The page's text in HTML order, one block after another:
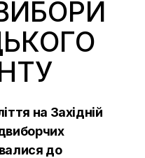
на Західній
до